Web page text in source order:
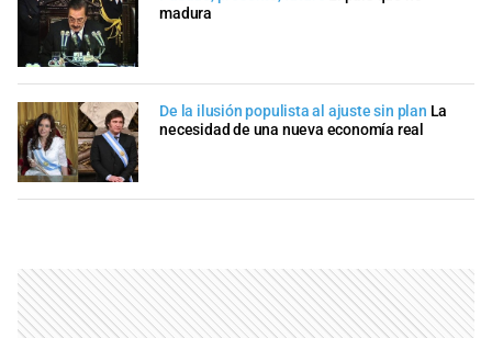
madura
De la ilusión populista al ajuste sin plan La
necesidad de una nueva economía real